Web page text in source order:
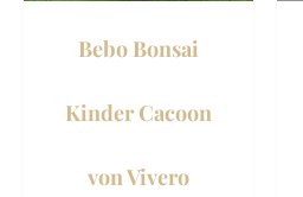
Bebo Bonsai
Kinder Cacoon
von Vivero